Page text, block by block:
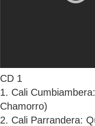
CD 1
1. Cali
Chamorro)
2. Cali Parrandera: